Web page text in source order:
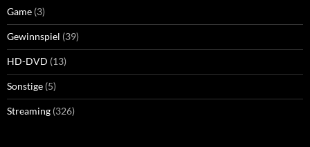
Game (3)
Gewinnspiel (39)
HD-DVD (13)
Sonstige (5)
Streaming (326)